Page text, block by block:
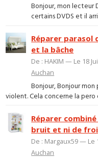
Bonjour, mon lecteur
certains DVDS et il
Réparer parasol
et la bâche
De : HAKIM — Le 18
Auchan
Bonjour, Bonjour mon
violent. Cela concerne la pero
Réparer
bruit et ni de
De : Margaux59 — Le
Auchan